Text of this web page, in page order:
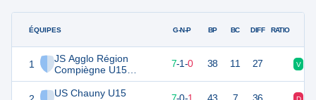
ÉQUIPES
1
JS Agglo Région
Compiègne U15
Féminines
US Chauny U15
G-N-P BP BC DIFF RATIO
22 7-1-0 38 11 27 V